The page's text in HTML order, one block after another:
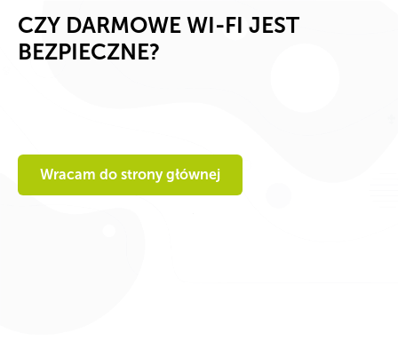
CZY DARMOWE WI-FI JEST
BEZPIECZNE?
Wracam do strony głównej